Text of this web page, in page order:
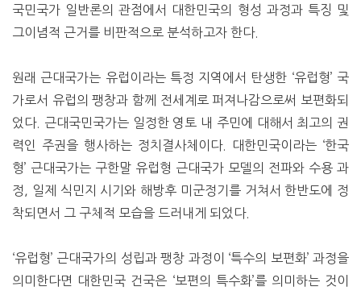
국민국가 일반론의 관점에서 대한민국의 형성 과정과 특징 및
그이념적 근거를 비판적으로 분석하고자 한다.
원래 근대국가는 유럽이라는 특정 지역에서 탄생한 ‘유럽형’ 국
가로서 유럽의 팽창과 함께 전세계로 퍼져나감으로써 보편화되
었다. 근대국민국가는 일정한 영토 내 주민에 대해서 최고의 권
력인 주권을 행사하는 정치결사체이다. 대한민국이라는 ‘한국
형’ 근대국가는 구한말 유럽형 근대국가 모델의 전파와 수용 과
정, 일제 식민지 시기와 해방후 미군정기를 거쳐서 한반도에 정
착되면서 그 구체적 모습을 드러내게 되었다.
‘유럽형’ 근대국가의 성립과 팽창 과정이 ‘특수의 보편화’ 과정을
의미한다면 대한민국 건국은 ‘보편의 특수화’를 의미하는 것이